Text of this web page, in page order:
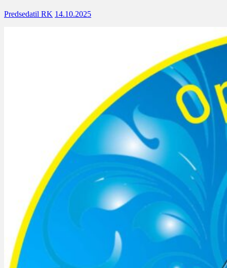
Predsedatil RK 14.10.2025